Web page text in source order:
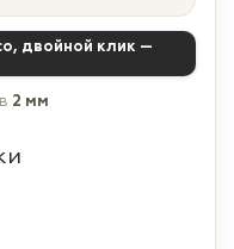
двойной клик —
2 мм